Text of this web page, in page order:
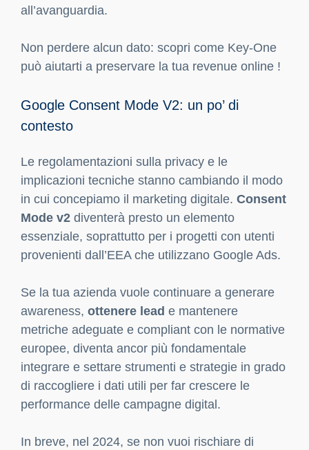
all’avanguardia.
Non perdere alcun dato: scopri come Key-One
può aiutarti a preservare la tua revenue online !
Google Consent Mode V2: un po’ di
contesto
Le regolamentazioni sulla privacy e le
implicazioni tecniche stanno cambiando il modo
in cui concepiamo il marketing digitale. Consent
Mode v2 diventerà presto un elemento
essenziale, soprattutto per i progetti con utenti
provenienti dall’EEA che utilizzano Google Ads.
Se la tua azienda vuole continuare a generare
awareness, ottenere lead e mantenere
metriche adeguate e compliant con le normative
europee, diventa ancor più fondamentale
integrare e settare strumenti e strategie in grado
di raccogliere i dati utili per far crescere le
performance delle campagne digital.
In breve, nel 2024, se non vuoi rischiare di